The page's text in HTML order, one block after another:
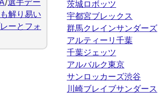
解り易い
ーとフォ
茨城ロボッツ
宇都宮ブレックス
群馬クレインサンダーズ
アルティーリ千葉
千葉ジェッツ
アルバルク東京
サンロッカーズ渋谷
川崎ブレイブサンダース